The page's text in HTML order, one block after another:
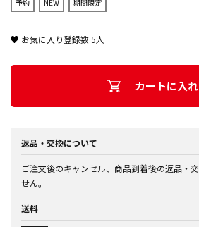
予約 NEW 期間限定
お気に入り登録数5人
カートに入
返品・交換について
ご注文後のキャンセル、商品到着後の返品・
せん。
送料